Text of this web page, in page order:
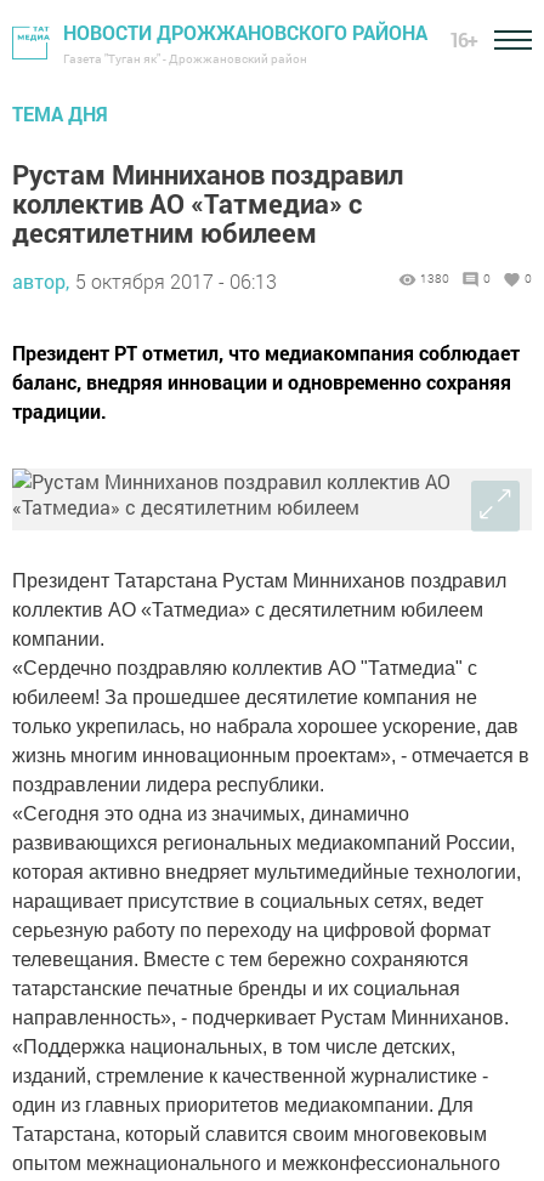
НОВОСТИ ДРОЖЖАНОВСКОГО РАЙОНА
Газета "Туган як" - Дрожжановский район
16+
ТЕМА ДНЯ
Рустам Минниханов поздравил
коллектив АО «Татмедиа» с
десятилетним юбилеем
автор, 5 октября 2017 - 06:13 1380 0 0
Президент РТ отметил, что медиакомпания соблюдает
баланс, внедряя инновации и одновременно сохраняя
традиции.
Президент Татарстана Рустам Минниханов поздравил
коллектив АО «Татмедиа» с десятилетним юбилеем
компании.
«Сердечно поздравляю коллектив АО "Татмедиа" с
юбилеем! За прошедшее десятилетие компания не
только укрепилась, но набрала хорошее ускорение, дав
жизнь многим инновационным проектам», - отмечается в
поздравлении лидера республики.
«Сегодня это одна из значимых, динамично
развивающихся региональных медиакомпаний России,
которая активно внедряет мультимедийные технологии,
наращивает присутствие в социальных сетях, ведет
серьезную работу по переходу на цифровой формат
телевещания. Вместе с тем бережно сохраняются
татарстанские печатные бренды и их социальная
направленность», - подчеркивает Рустам Минниханов.
«Поддержка национальных, в том числе детских,
изданий, стремление к качественной журналистике -
один из главных приоритетов медиакомпании. Для
Татарстана, который славится своим многовековым
опытом межнационального и межконфессионального